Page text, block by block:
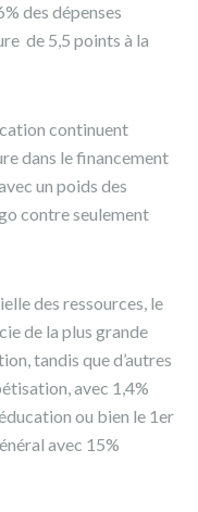
des dépenses
de 5,5 points à la
continuent
dans le financement
un poids des
contre seulement
des ressources, le
de la plus grande
tandis que d’autres
avec 1,4%
ou bien le 1er
avec 15%